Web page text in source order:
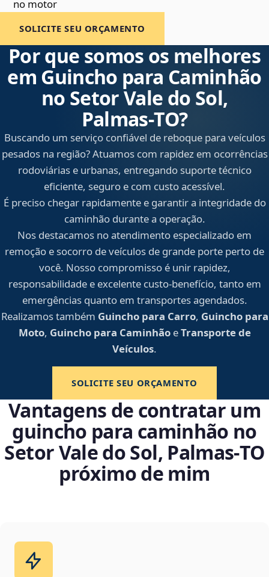
no motor
SOLICITE SEU ORÇAMENTO
Por que somos os melhores
em Guincho para Caminhão
no Setor Vale do Sol,
Palmas‑TO?
Buscando um serviço confiável de reboque para veículos
pesados na região? Atuamos com rapidez em ocorrências
rodoviárias e urbanas, entregando suporte técnico
eficiente, seguro e com custo acessível.
É preciso chegar rapidamente e garantir a integridade do
caminhão durante a operação.
Nos destacamos no atendimento especializado em
remoção e socorro de veículos de grande porte perto de
você. Nosso compromisso é unir rapidez,
responsabilidade e excelente custo-benefício, tanto em
emergências quanto em transportes agendados.
Realizamos também Guincho para Carro, Guincho para
Moto, Guincho para CaminhãoeTransporte de
Veículos.
SOLICITE SEU ORÇAMENTO
Vantagens de contratar um
guincho para caminhão no
Setor Vale do Sol, Palmas‑TO
próximo de mim